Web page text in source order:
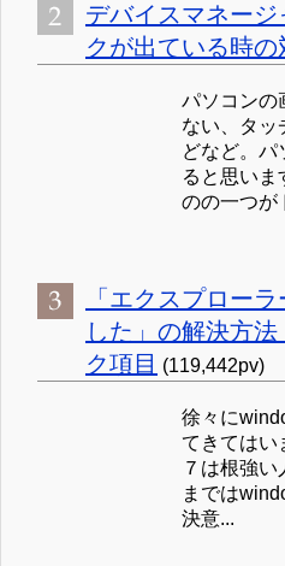
デバイスマネー
クが出ている時の
パソコンの
ない、タッ
どなど。パ
ると思いま
のの一つが
「エクスプロー
した」の解決方
ク項目 (119,442pv)
徐々に
てきてはい
７は根強
までは
決意...